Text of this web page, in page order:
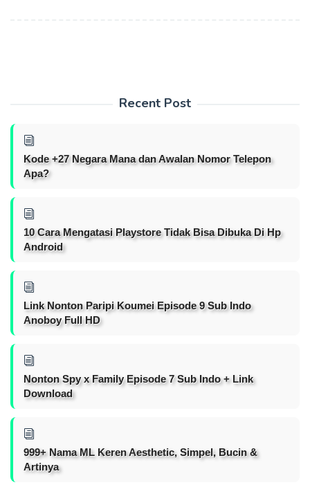
Recent Post
Kode +27 Negara Mana dan Awalan Nomor Telepon
Apa?
10 Cara Mengatasi Playstore Tidak Bisa Dibuka Di Hp
Android
Link Nonton Paripi Koumei Episode 9 Sub Indo
Anoboy Full HD
Nonton Spy x Family Episode 7 Sub Indo + Link
Download
999+ Nama ML Keren Aesthetic, Simpel, Bucin &
Artinya